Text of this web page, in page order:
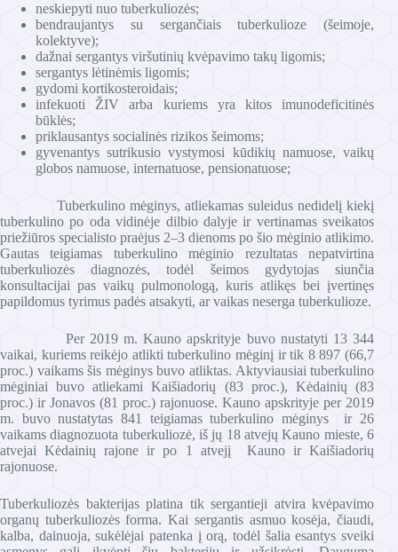
neskiepyti nuo tuberkuliozės;
bendraujantys su sergančiais tuberkulioze (šeimoje,
kolektyve);
dažnai sergantys viršutinių kvėpavimo takų ligomis;
sergantys lėtinėmis ligomis;
gydomi kortikosteroidais;
infekuoti ŽIV arba kuriems yra kitos imunodeficitinės
būklės;
priklausantys socialinės rizikos šeimoms;
gyvenantys sutrikusio vystymosi kūdikių namuose, vaikų
globos namuose, internatuose, pensionatuose;
Tuberkulino mėginys, atliekamas suleidus nedidelį kiekį
tuberkulino po oda vidinėje dilbio dalyje ir vertinamas sveikatos
priežiūros specialisto praėjus 2–3 dienoms po šio mėginio atlikimo.
Gautas teigiamas tuberkulino mėginio rezultatas nepatvirtina
tuberkuliozės diagnozės, todėl šeimos gydytojas siunčia
konsultacijai pas vaikų pulmonologą, kuris atlikęs bei įvertinęs
papildomus tyrimus padės atsakyti, ar vaikas neserga tuberkulioze.
Per 2019 m. Kauno apskrityje buvo nustatyti 13 344
vaikai, kuriems reikėjo atlikti tuberkulino mėginį ir tik 8 897 (66,7
proc.) vaikams šis mėginys buvo atliktas. Aktyviausiai tuberkulino
mėginiai buvo atliekami Kaišiadorių (83 proc.), Kėdainių (83
proc.) ir Jonavos (81 proc.) rajonuose. Kauno apskrityje per 2019
m. buvo nustatytas 841 teigiamas tuberkulino mėginys ir 26
vaikams diagnozuota tuberkuliozė, iš jų 18 atvejų Kauno mieste, 6
atvejai Kėdainių rajone ir po 1 atvejį Kauno ir Kaišiadorių
rajonuose.
Tuberkuliozės bakterijas platina tik sergantieji atvira kvėpavimo
organų tuberkuliozės forma. Kai sergantis asmuo kosėja, čiaudi,
kalba, dainuoja, sukėlėjai patenka į orą, todėl šalia esantys sveiki